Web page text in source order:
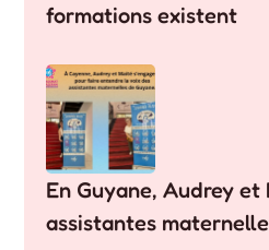
formations existent
En Guyane, Audrey et
assistantes